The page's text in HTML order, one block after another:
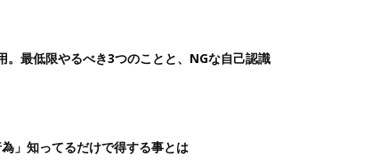
。最低限やるべき3つのことと、NGな自己認識
」知ってるだけで得する事とは